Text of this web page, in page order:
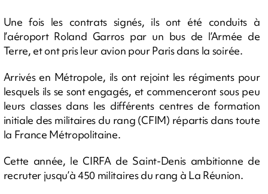
Une fois les contrats signés, ils ont été conduits à
l’aéroport Roland Garros par un bus de l’Armée de
Terre, et ont pris leur avion pour Paris dans la soirée.
Arrivés en Métropole, ils ont rejoint les régiments pour
lesquels ils se sont engagés, et commenceront sous peu
leurs classes dans les différents centres de formation
initiale des militaires du rang (CFIM) répartis dans toute
la France Métropolitaine.
Cette année, le CIRFA de Saint-Denis ambitionne de
recruter jusqu’à 450 militaires du rang à La Réunion.